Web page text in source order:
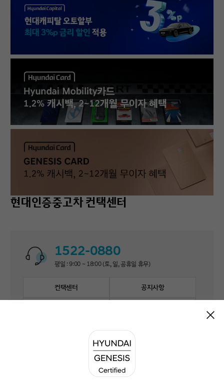
현대인증중고차 컨택센터
1522-0880
평일 : 9:00 ~ 18:00 (토, 일, 공휴일 휴무)
컨택센터 공지사항